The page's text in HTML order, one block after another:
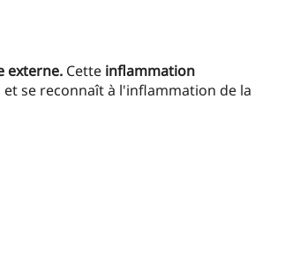
externe.Cette inflammation
se reconnaît à l'inflammation de la